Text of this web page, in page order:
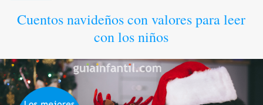
Cuentos navideños con valores para leer
con los niños